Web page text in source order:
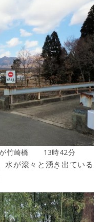
が竹崎橋 13時42分
水が滾々と湧き出ている